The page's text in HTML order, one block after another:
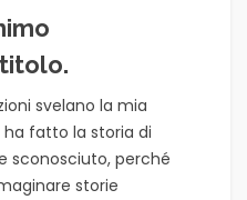
svelano la mia
fatto la storia di
sconosciuto, perché
storie